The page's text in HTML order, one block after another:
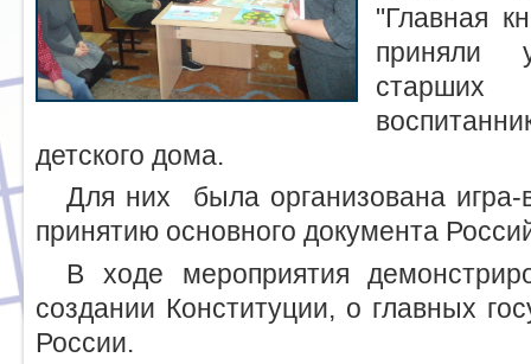
"Главная
приняли
детского дома.
Для них была организована игра-
принятию основного документа
В ходе мероприятия
создании Конституции, о главных
России.